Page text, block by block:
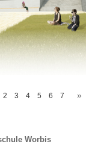
2 3 4 5 6 7
Worbis